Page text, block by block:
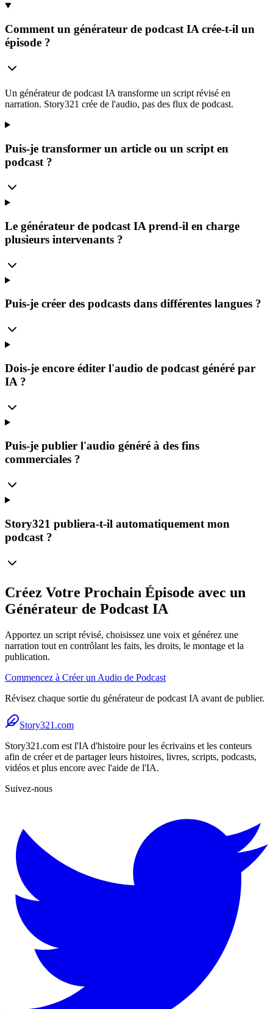
Comment un générateur de podcast IA crée-t-il un
épisode ?
Un générateur de podcast IA transforme un script révisé en
narration. Story321 crée de l'audio, pas des flux de podcast.
Puis-je transformer un article ou un script en
podcast ?
Le générateur de podcast IA prend-il en charge
plusieurs intervenants ?
Puis-je créer des podcasts dans différentes langues ?
Dois-je encore éditer l'audio de podcast généré par
IA ?
Puis-je publier l'audio généré à des fins
commerciales ?
Story321 publiera-t-il automatiquement mon
podcast ?
Créez Votre Prochain Épisode avec un
Générateur de Podcast IA
Apportez un script révisé, choisissez une voix et générez une
narration tout en contrôlant les faits, les droits, le montage et la
publication.
Commencez à Créer un Audio de Podcast
Révisez chaque sortie du générateur de podcast IA avant de publier.
Story321.com
Story321.com est l'IA d'histoire pour les écrivains et les conteurs
afin de créer et de partager leurs histoires, livres, scripts, podcasts,
vidéos et plus encore avec l'aide de l'IA.
Suivez-nous